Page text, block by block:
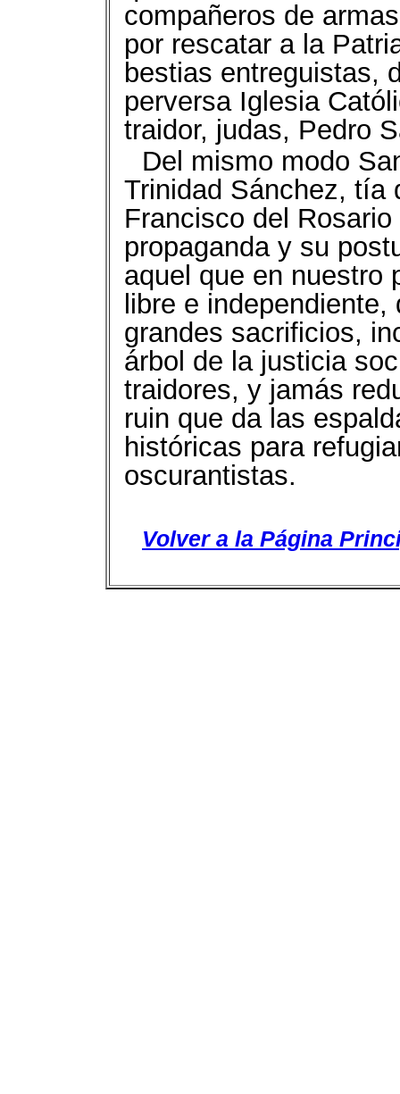
compañeros de
por rescatar a la
bestias entreguistas,
perversa Iglesia
traidor, judas, Pedro
Del mismo modo
Trinidad Sánchez, tía
Francisco del
propaganda y su
aquel que en nuestro
libre e
grandes sacrificios,
árbol de la justicia
traidores, y jamás
ruin que da las
históricas para
oscurantistas.
Volver a la Página